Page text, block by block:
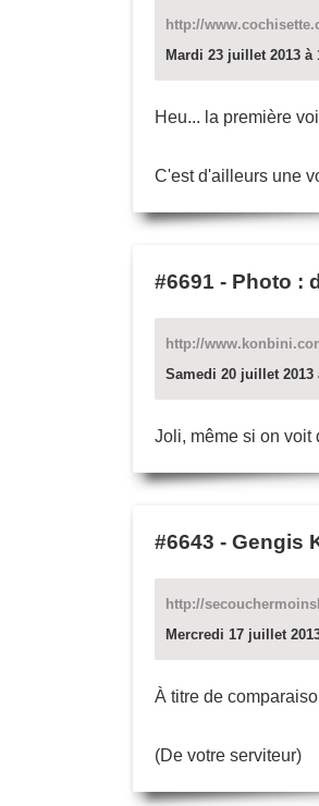
http://
Mardi 23 juillet 2013 à
Heu... la première
C'est d'ailleurs une
#6691 - Photo :
http://
Samedi 20 juillet 2013
Joli, même si on voit
#6643 - Gengis
http://
Mercredi 17 juillet
À titre de
(De votre serviteur)